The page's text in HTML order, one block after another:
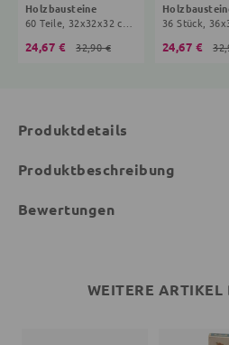
Holzbausteine
60 Teile, 32x32x32 cm, 5+ Monate, bunt
24,67 € 32,90 € 24,67 €
Produktdetails
Produktbeschreibung
Bewertungen
WEITERE ARTIKEL